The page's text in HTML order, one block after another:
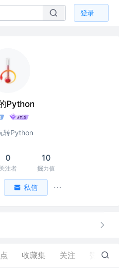
登录
Python
转Python
0
关注者
10
掘力值
私信
收藏集 关注 3